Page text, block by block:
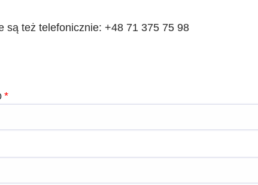
są też telefonicznie: +48 71 375 75 98